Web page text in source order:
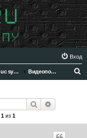
Вход
Fanuc system 6 Видеоподсистема
Поиск
1из 1